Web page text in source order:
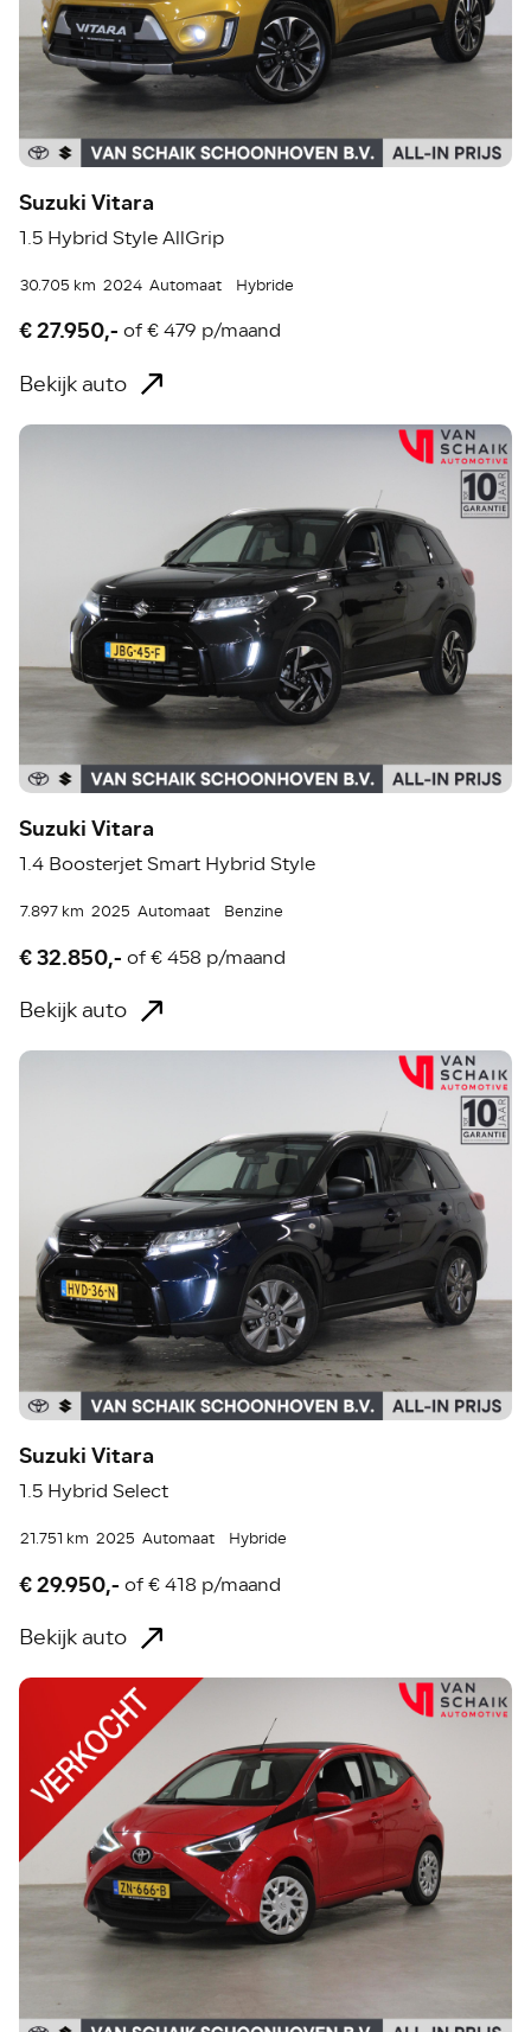
Suzuki Vitara
1.5 Hybrid Style AllGrip
30.705 km 2024 Automaat Hybride
€ 27.950,- of€ 479 p/maand
Bekijk auto
Suzuki Vitara
1.4 Boosterjet Smart Hybrid Style
7.897 km 2025 Automaat Benzine
€ 32.850,- of€ 458 p/maand
Bekijk auto
Suzuki Vitara
1.5 Hybrid Select
21.751 km 2025 Automaat Hybride
€ 29.950,- of€ 418 p/maand
Bekijk auto